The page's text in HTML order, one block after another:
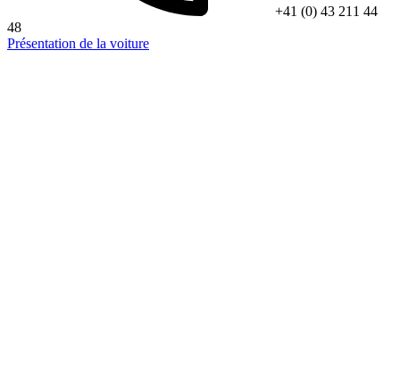
+41 (0) 43 211 44
48
Présentation de la voiture